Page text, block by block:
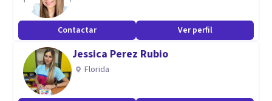
Contactar Ver perfil
Jessica Perez Rubio
Florida